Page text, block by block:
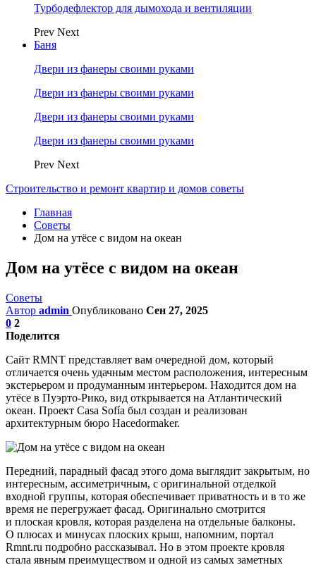
Турбодефлектор для дымохода и вентиляции
Prev Next
Баня
Двери из фанеры своими руками
Двери из фанеры своими руками
Двери из фанеры своими руками
Двери из фанеры своими руками
Prev Next
Строительство и ремонт квартир и домов советы
Главная
Советы
Дом на утёсе с видом на океан
Дом на утёсе с видом на океан
Советы
Автор admin Опубликовано Сен 27, 2025
0 2
Поделится
Сайт RMNT представляет вам очередной дом, который
отличается очень удачным местом расположения, интересным
экстерьером и продуманным интерьером. Находится дом на
утёсе в Пуэрто-Рико, вид открывается на Атлантический
океан. Проект Casa Sofía был создан и реализован
архитектурным бюро Hacedormaker.
Передний, парадный фасад этого дома выглядит закрытым, но
интересным, ассиметричным, с оригинальной отделкой
входной группы, которая обеспечивает приватность и в то же
время не перегружает фасад. Оригинально смотрится
и плоская кровля, которая разделена на отдельные балконы.
О плюсах и минусах плоских крыш, напомним, портал
Rmnt.ru подробно рассказывал. Но в этом проекте кровля
стала явным преимуществом и одной из самых заметных